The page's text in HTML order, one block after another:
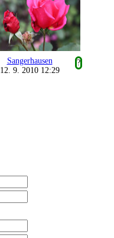
Sangerhausen
?
12. 9. 2010 12:29